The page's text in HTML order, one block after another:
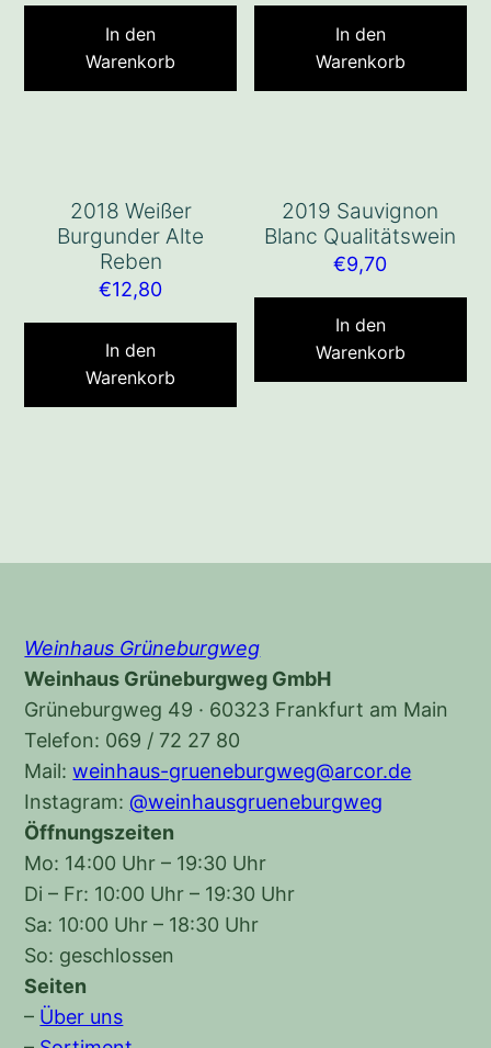
In den
Warenkorb
In den
Warenkorb
2018 Weißer
Burgunder Alte
Reben
€12,80
In den
Warenkorb
2019 Sauvignon
Blanc Qualitätswein
€9,70
In den
Warenkorb
Weinhaus Grüneburgweg
Weinhaus Grüneburgweg GmbH
Grüneburgweg 49 · 60323 Frankfurt am Main
Telefon: 069 / 72 27 80
Mail:weinhaus-grueneburgweg@arcor.de
Instagram:@weinhausgrueneburgweg
Öffnungszeiten
Mo: 14:00 Uhr – 19:30 Uhr
Di – Fr: 10:00 Uhr – 19:30 Uhr
Sa: 10:00 Uhr – 18:30 Uhr
So: geschlossen
Seiten
– Über uns